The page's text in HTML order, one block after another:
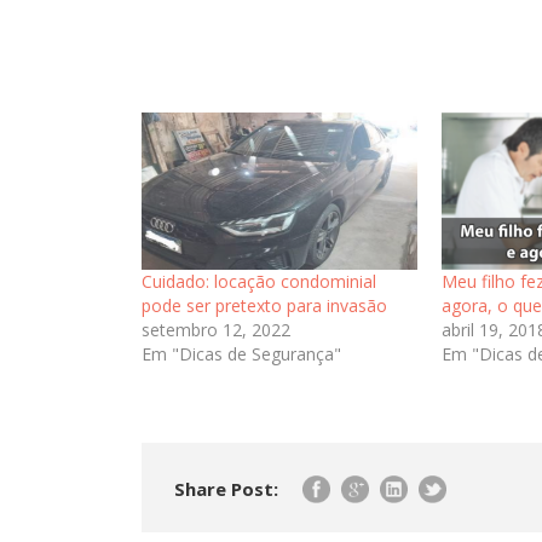
Cuidado: locação condominial
pode ser pretexto para invasão
setembro 12, 2022
Em "Dicas de Segurança"
Meu filho
agora, o
abril 19,
Em "Dicas
Share Post: